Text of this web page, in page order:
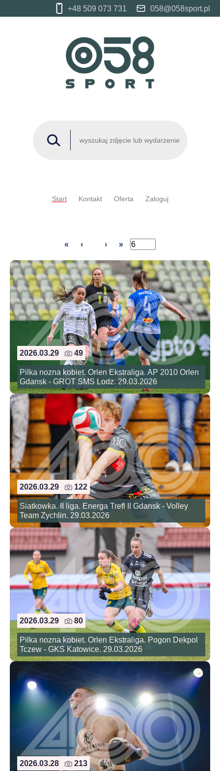
+48 509 073 731 058@058sport.pl
Start Kontakt Oferta Zaloguj
« ‹ › »
2026.03.29 49
Pilka nozna kobiet. Orlen Ekstraliga. AP 2010 Orlen
Gdansk - GROT SMS Lodz. 29.03.2026
2026.03.29 122
Siatkowka. II liga. Energa Trefl II Gdansk - Volley
Team Zychlin. 29.03.2026
2026.03.29 80
Pilka nozna kobiet. Orlen Ekstraliga. Pogon Dekpol
Tczew - GKS Katowice. 29.03.2026
2026.03.28 213